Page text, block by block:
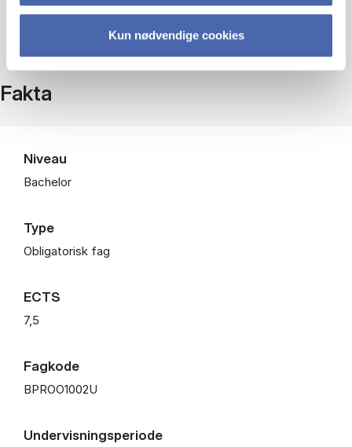
Kun nødvendige cookies
Fakta
Niveau
Bachelor
Type
Obligatorisk fag
ECTS
7,5
Fagkode
BPROO1002U
Undervisningsperiode